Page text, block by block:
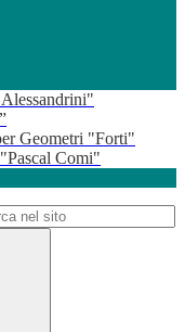
Geometri "Forti"
Comi"